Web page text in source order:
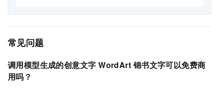
常见问题
调用模型生成的创意文字 WordArt 锦书文字可以免费商
用吗？